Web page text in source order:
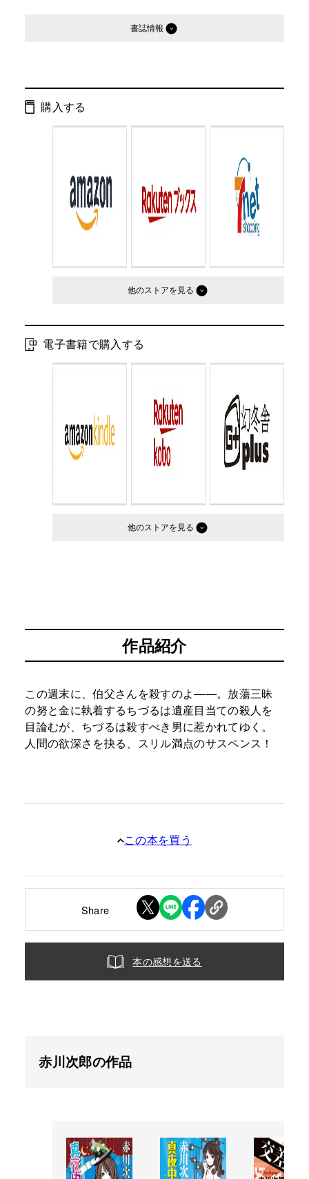
書誌情報
ページ数：
判型： 文庫判
購入する
他のストア
電子書籍で購入する
他のストア
作品紹介
この週末に、伯父さんを殺すのよ――。放蕩三昧
の努と金に執着するちづるは遺産目当ての殺人を
目論むが、ちづるは殺すべき男に惹かれてゆく。
人間の欲深さを抉る、スリル満点のサスペンス！
この本を買う
Share
本の感想を送る
赤川次郎の作品